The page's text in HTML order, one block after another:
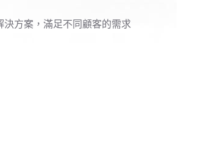
決方案，滿足不同顧客的需求